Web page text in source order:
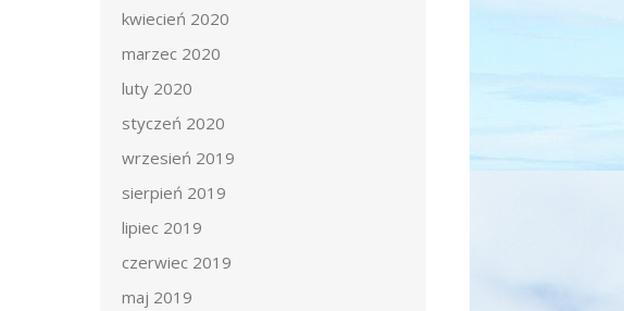
kwiecień 2020
marzec 2020
luty 2020
styczeń 2020
wrzesień 2019
sierpień 2019
lipiec 2019
czerwiec 2019
maj 2019